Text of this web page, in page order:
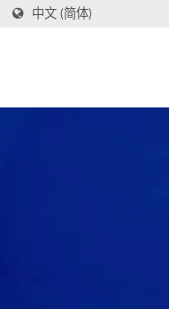
中文 (简体)